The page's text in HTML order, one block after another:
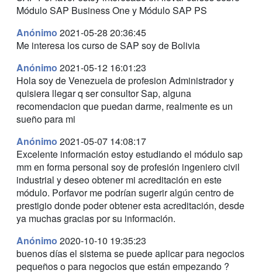
Módulo SAP Business One y Módulo SAP PS
Anónimo 2021-05-28 20:36:45
Me interesa los curso de SAP soy de Bolivia
Anónimo 2021-05-12 16:01:23
Hola soy de Venezuela de profesion Administrador y
quisiera llegar q ser consultor Sap, alguna
recomendacion que puedan darme, realmente es un
sueño para mi
Anónimo 2021-05-07 14:08:17
Excelente información estoy estudiando el módulo sap
mm en forma personal soy de profesión ingeniero civil
industrial y deseo obtener mi acreditación en este
módulo. Porfavor me podrían sugerir algún centro de
prestigio donde poder obtener esta acreditación, desde
ya muchas gracias por su información.
Anónimo 2020-10-10 19:35:23
buenos días el sistema se puede aplicar para negocios
pequeños o para negocios que están empezando ?